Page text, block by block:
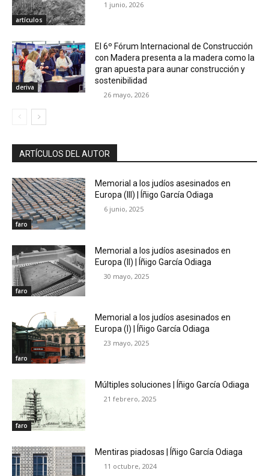
artículos
1 junio, 2026
deriva
El 6º Fórum Internacional de Construcción
con Madera presenta a la madera como la
gran apuesta para aunar construcción y
sostenibilidad
26 mayo, 2026
ARTÍCULOS DEL AUTOR
faro
Memorial a los judíos asesinados en
Europa (III) | Íñigo García Odiaga
6 junio, 2025
faro
Memorial a los judíos asesinados en
Europa (II) | Íñigo García Odiaga
30 mayo, 2025
faro
Memorial a los judíos asesinados en
Europa (I) | Íñigo García Odiaga
23 mayo, 2025
faro
Múltiples soluciones | Íñigo García Odiaga
21 febrero, 2025
Mentiras piadosas | Íñigo García Odiaga
11 octubre, 2024